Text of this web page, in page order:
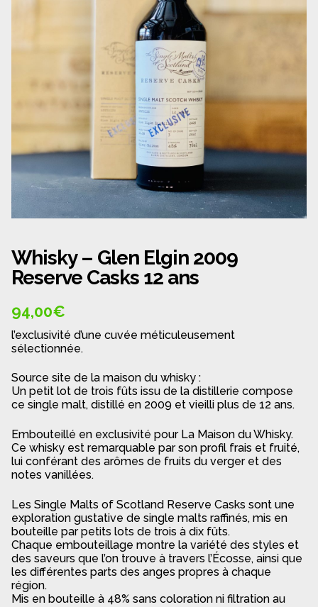
Politique de confidentialité
Politique de cookies (UE)
Qui sommes nous ?
Validation de la commande
Wishlist
Whisky – Glen Elgin 2009
Reserve Casks 12 ans
94,00€
l’exclusivité d’une cuvée méticuleusement
sélectionnée.
Source site de la maison du whisky :
Un petit lot de trois fûts issu de la distillerie compose
ce single malt, distillé en 2009 et vieilli plus de 12 ans.
Embouteillé en exclusivité pour La Maison du Whisky.
Ce whisky est remarquable par son profil frais et fruité,
lui conférant des arômes de fruits du verger et des
notes vanillées.
Les Single Malts of Scotland Reserve Casks sont une
exploration gustative de single malts raffinés, mis en
bouteille par petits lots de trois à dix fûts.
Chaque embouteillage montre la variété des styles et
des saveurs que l’on trouve à travers l’Écosse, ainsi que
les différentes parts des anges propres à chaque
région.
Mis en bouteille à 48% sans coloration ni filtration au